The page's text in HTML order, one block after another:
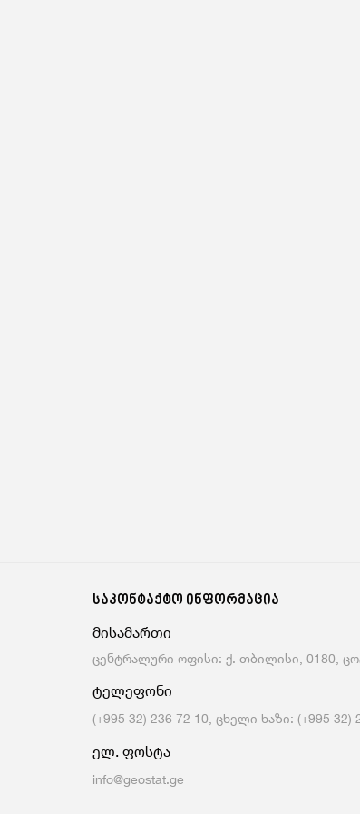
საკონტაქტო ინფორმაცია
მისამართი
ცენტრალური ოფისი: ქ. თბილისი, 0180,
ტელეფონი
(+995 32) 236 72 10, ცხელი ხაზი: (+995 32)
ელ. ფოსტა
info@geostat.ge